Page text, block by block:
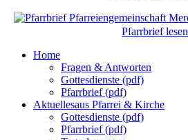
Pfarrbrief lesen
Home
Fragen & Antworten
Gottesdienste (pdf)
Pfarrbrief (pdf)
Aktuellesaus Pfarrei & Kirche
Gottesdienste (pdf)
Pfarrbrief (pdf)